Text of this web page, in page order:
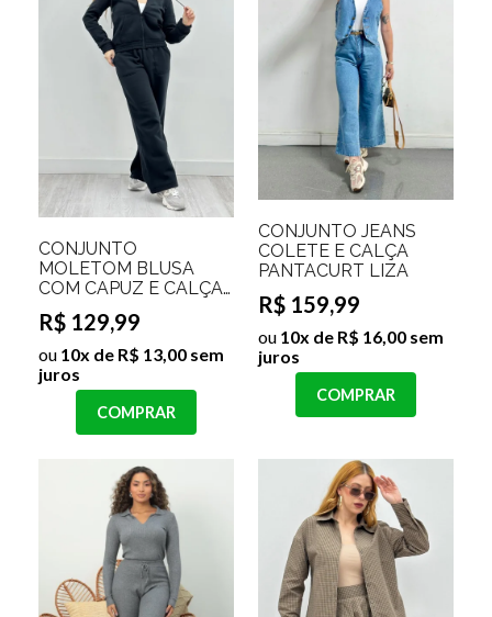
CONJUNTO
MOLETOM BLUSA
COM CAPUZ E CALÇA
PANTALONA DIANI
R$ 129,99
ou 10x de R$ 13,00 sem
juros
COMPRAR
CONJUNTO JEANS
COLETE E CALÇA
PANTACURT LIZA
R$ 159,99
ou 10x de R$ 16,00 sem
juros
COMPRAR